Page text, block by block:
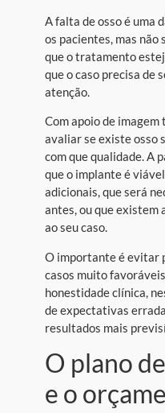
A falta de osso é uma
os pacientes, mas
que o tratamento
que o caso precisa de
atenção.
Com apoio de
avaliar se existe osso
com que qualidade. A
que o implante é
adicionais, que será
antes, ou que existem
ao seu caso.
O importante é evitar
casos muito
honestidade clínica,
de expectativas
resultados mais
O plano
e o